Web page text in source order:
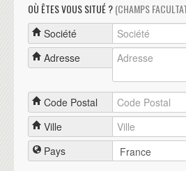
OÙ ÊTES VOUS SITUÉ ?(CHAMPS
Société
Adresse
Code Postal
Ville
Pays